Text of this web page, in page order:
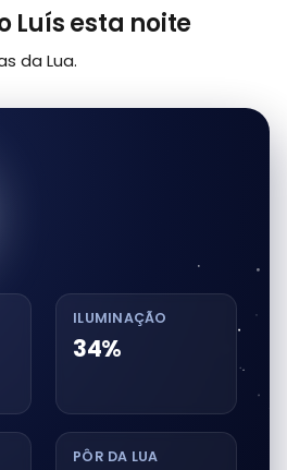
Luís esta noite
da Lua.
ILUMINAÇÃO
34%
PÔR DA LUA